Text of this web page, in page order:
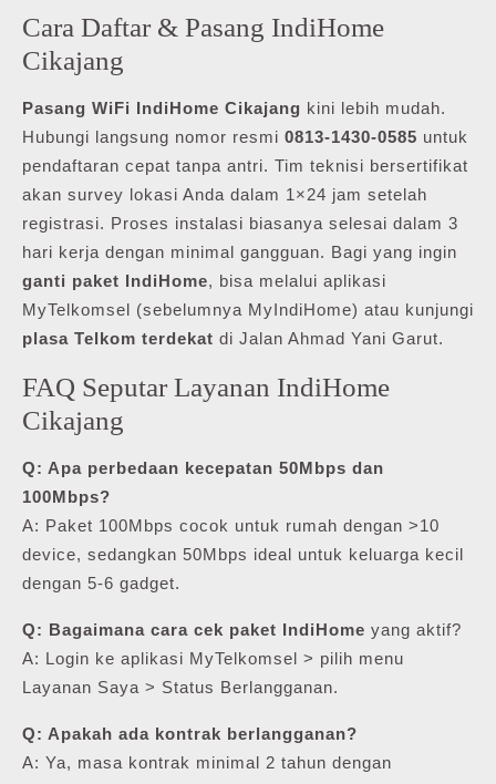
Cara Daftar & Pasang IndiHome
Cikajang
Pasang WiFi IndiHome Cikajang kini lebih mudah.
Hubungi langsung nomor resmi 0813-1430-0585 untuk
pendaftaran cepat tanpa antri. Tim teknisi bersertifikat
akan survey lokasi Anda dalam 1×24 jam setelah
registrasi. Proses instalasi biasanya selesai dalam 3
hari kerja dengan minimal gangguan. Bagi yang ingin
ganti paket IndiHome, bisa melalui aplikasi
MyTelkomsel (sebelumnya MyIndiHome) atau kunjungi
plasa Telkom terdekat di Jalan Ahmad Yani Garut.
FAQ Seputar Layanan IndiHome
Cikajang
Q: Apa perbedaan kecepatan 50Mbps dan
100Mbps?
A: Paket 100Mbps cocok untuk rumah dengan >10
device, sedangkan 50Mbps ideal untuk keluarga kecil
dengan 5-6 gadget.
Q: Bagaimana cara cek paket IndiHome yang aktif?
A: Login ke aplikasi MyTelkomsel > pilih menu
Layanan Saya > Status Berlangganan.
Q: Apakah ada kontrak berlangganan?
A: Ya, masa kontrak minimal 2 tahun dengan